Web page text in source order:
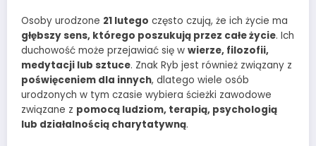
Osoby urodzone 21 lutego często czują, że ich życie ma
głębszy sens, którego poszukują przez całe życie. Ich
duchowość może przejawiać się w wierze, filozofii,
medytacji lub sztuce. Znak Ryb jest również związany z
poświęceniem dla innych, dlatego wiele osób
urodzonych w tym czasie wybiera ścieżki zawodowe
związane z pomocą ludziom, terapią, psychologią
lub działalnością charytatywną.